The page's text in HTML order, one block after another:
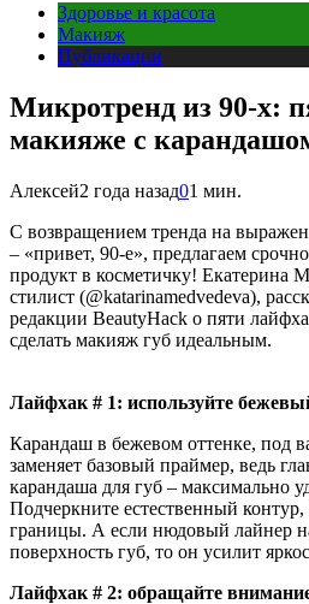
Здоровье и красота
Макияж
Публикации
Микротренд из 90-х:
макияже с
Алексей2 года назад01 мин.
С возвращением тренда на
– «привет, 90-е», предлагаем
продукт в косметичку! Екатерина
стилист (@katarinamedvedeva),
редакции BeautyHack о пяти
сделать макияж губ идеальным.
Лайфхак # 1: используйте
Карандаш в бежевом оттенке, под
заменяет базовый праймер, ведь
карандаша для губ – максимально
Подчеркните естественный контур,
границы. А если нюдовый лайнер
поверхность губ, то он усилит
Лайфхак # 2: обращайте